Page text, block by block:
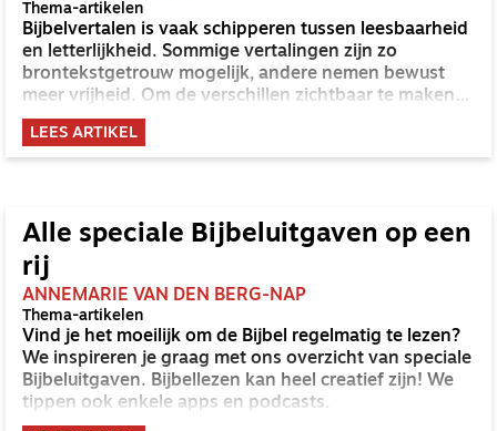
Thema-artikelen
Bijbelvertalen is vaak schipperen tussen leesbaarheid
en letterlijkheid. Sommige vertalingen zijn zo
brontekstgetrouw mogelijk, andere nemen bewust
meer vrijheid. Om de verschillen zichtbaar te maken
een proef: Spreuken 25:18 in drie verschillende,
veelgebruikte vertalingen.
LEES ARTIKEL
Alle speciale Bijbeluitgaven op een
rij
ANNEMARIE VAN DEN BERG-NAP
Thema-artikelen
Vind je het moeilijk om de Bijbel regelmatig te lezen?
We inspireren je graag met ons overzicht van speciale
Bijbeluitgaven. Bijbellezen kan heel creatief zijn! We
tippen ook enkele apps en podcasts.